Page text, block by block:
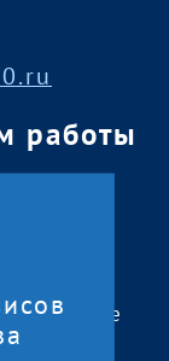
работы
09:00 —
— 17:00
до